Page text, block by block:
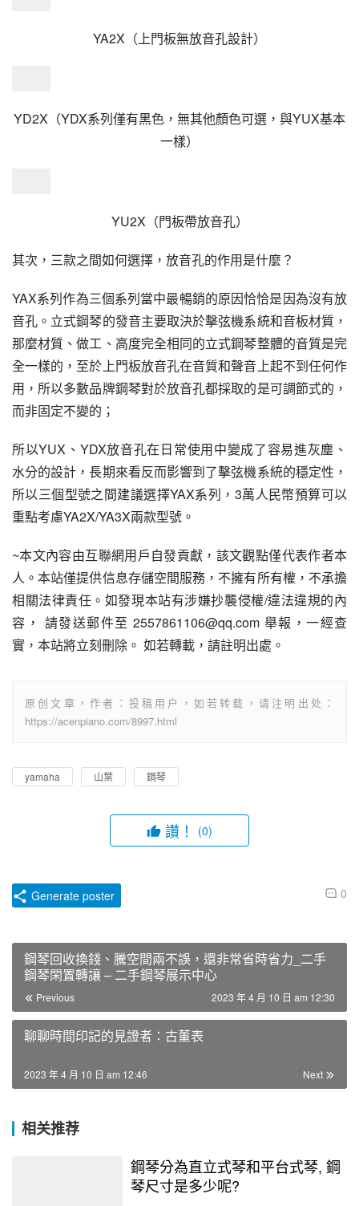
YA2X（上門板無放音孔設計）
YD2X（YDX系列僅有黑色，無其他顏色可選，與YUX基本
一樣）
YU2X（門板帶放音孔）
其次，三款之間如何選擇，放音孔的作用是什麼？
YAX系列作為三個系列當中最暢銷的原因恰恰是因為沒有放
音孔。立式鋼琴的發音主要取決於擊弦機系統和音板材質，
那麼材質、做工、高度完全相同的立式鋼琴整體的音質是完
全一樣的，至於上門板放音孔在音質和聲音上起不到任何作
用，所以多數品牌鋼琴對於放音孔都採取的是可調節式的，
而非固定不變的；
所以YUX、YDX放音孔在日常使用中變成了容易進灰塵、
水分的設計，長期來看反而影響到了擊弦機系統的穩定性，
所以三個型號之間建議選擇YAX系列，3萬人民幣預算可以
重點考慮YA2X/YA3X兩款型號。
~本文內容由互聯網用戶自發貢獻，該文觀點僅代表作者本
人。本站僅提供信息存儲空間服務，不擁有所有權，不承擔
相關法律責任。如發現本站有涉嫌抄襲侵權/違法違規的內
容， 請發送郵件至 2557861106@qq.com 舉報，一經查
實，本站將立刻刪除。 如若轉載，請註明出處。
原创文章，作者：投稿用户，如若转载，请注明出处：
https://acenpiano.com/8997.html
yamaha 山葉 鋼琴
讚！ (0)
0
Generate poster
鋼琴回收換錢、騰空間兩不誤，還非常省時省力_二手
鋼琴閑置轉讓 – 二手鋼琴展示中心
Previous 2023 年 4 月 10 日 am 12:30
聊聊時間印記的見證者：古董表
Next
2023 年 4 月 10 日 am 12:46
相关推荐
鋼琴分為直立式琴和平台式琴, 鋼
琴尺寸是多少呢?